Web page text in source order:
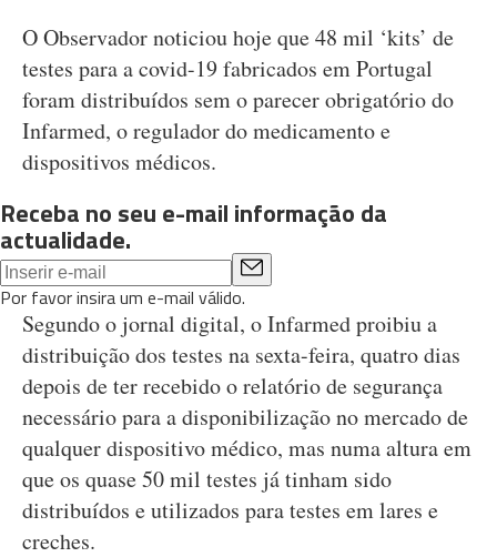
O Observador noticiou hoje que 48 mil ‘kits’ de
testes para a covid-19 fabricados em Portugal
foram distribuídos sem o parecer obrigatório do
Infarmed, o regulador do medicamento e
dispositivos médicos.
Receba no seu e-mail informação da
actualidade.
Por favor insira um e-mail válido.
Segundo o jornal digital, o Infarmed proibiu a
distribuição dos testes na sexta-feira, quatro dias
depois de ter recebido o relatório de segurança
necessário para a disponibilização no mercado de
qualquer dispositivo médico, mas numa altura em
que os quase 50 mil testes já tinham sido
distribuídos e utilizados para testes em lares e
creches.